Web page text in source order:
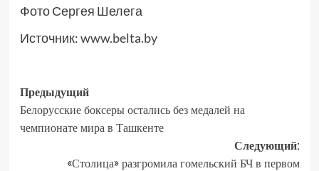
Фото Сергея Шелега
Источник:www.belta.by
Предыдущий
Белорусские боксеры остались без медалей на
чемпионате мира в Ташкенте
Следующий:
«Столица» разгромила гомельский БЧ в первом